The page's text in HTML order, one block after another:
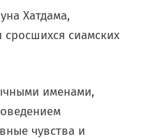
Хатдама,
сиамских
именами,
чувства и